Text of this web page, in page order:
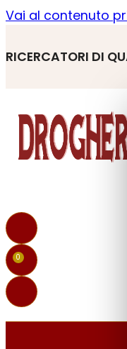
Vai al contenuto
RICERCATORI DI
0